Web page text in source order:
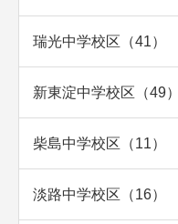
瑞光中学校区（41）
新東淀中学校区（49）
柴島中学校区（11）
淡路中学校区（16）